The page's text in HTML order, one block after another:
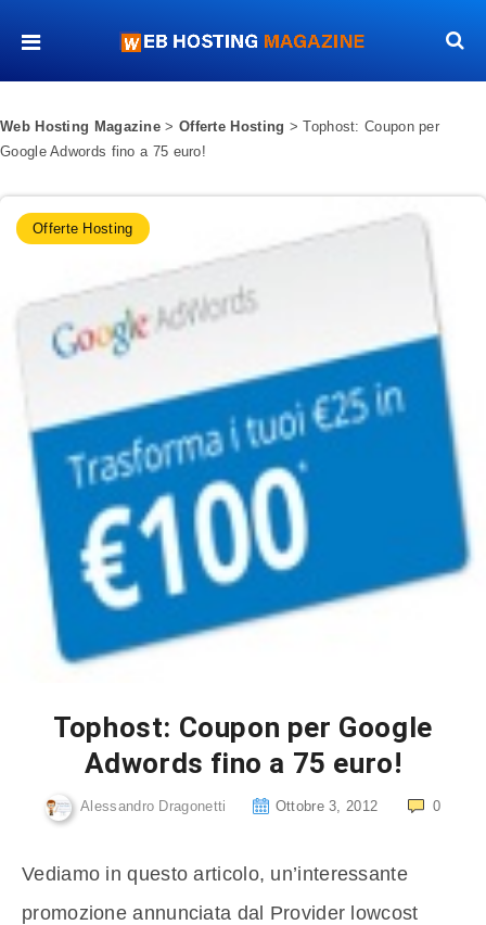
Web Hosting Magazine > Offerte Hosting >Tophost: Coupon per
Google Adwords fino a 75 euro!
Offerte Hosting
Tophost: Coupon per Google
Adwords fino a 75 euro!
Alessandro Dragonetti Ottobre 3, 2012 0
Vediamo in questo articolo, un’interessante
promozione annunciata dal Provider lowcost